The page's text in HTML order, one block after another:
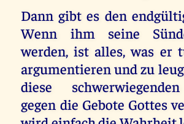
Dann gibt es den
Wenn ihm seine
werden, ist alles, was er
argumentieren und zu
diese
gegen die Gebote Gottes